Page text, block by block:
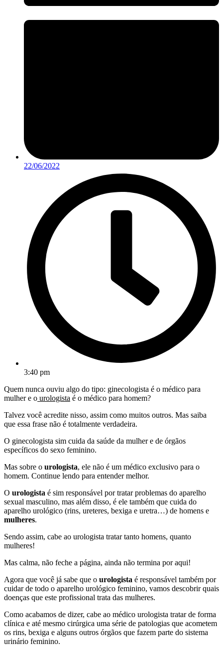
22/06/2022
3:40 pm
Quem nunca ouviu algo do tipo: ginecologista é o médico para
mulher e o urologista é o médico para homem?
Talvez você acredite nisso, assim como muitos outros. Mas saiba
que essa frase não é totalmente verdadeira.
O ginecologista sim cuida da saúde da mulher e de órgãos
específicos do sexo feminino.
Mas sobre o urologista, ele não é um médico exclusivo para o
homem. Continue lendo para entender melhor.
O urologista é sim responsável por tratar problemas do aparelho
sexual masculino, mas além disso, é ele também que cuida do
aparelho urológico (rins, ureteres, bexiga e uretra…) de homens e
mulheres.
Sendo assim, cabe ao urologista tratar tanto homens, quanto
mulheres!
Mas calma, não feche a página, ainda não termina por aqui!
Agora que você já sabe que o urologista é responsável também por
cuidar de todo o aparelho urológico feminino, vamos descobrir quais
doenças que este profissional trata das mulheres.
Como acabamos de dizer, cabe ao médico urologista tratar de forma
clínica e até mesmo cirúrgica uma série de patologias que acometem
os rins, bexiga e alguns outros órgãos que fazem parte do sistema
urinário feminino.